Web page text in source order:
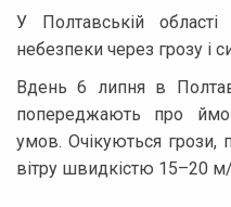
У Полтавській
небезпеки через грозу і
Вдень 6 липня в
попереджають про
умов. Очікуються грози,
вітру швидкістю 15–20